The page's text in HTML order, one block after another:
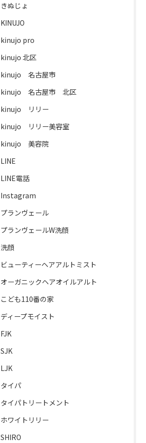
きぬじょ
KINUJO
kinujo pro
kinujo 北区
kinujo 名古屋市
kinujo 名古屋市 北区
kinujo リリー
kinujo リリー美容室
kinujo 美容院
LINE
LINE電話
Instagram
プランヴェール
プランヴェールW洗顔
洗顔
ビューティーヘアアルトミスト
オーガニックヘアオイルアルト
こども110番の家
ディープモイスト
FJK
SJK
LJK
タイパ
タイパトリートメント
ホワイトリリー
SHIRO